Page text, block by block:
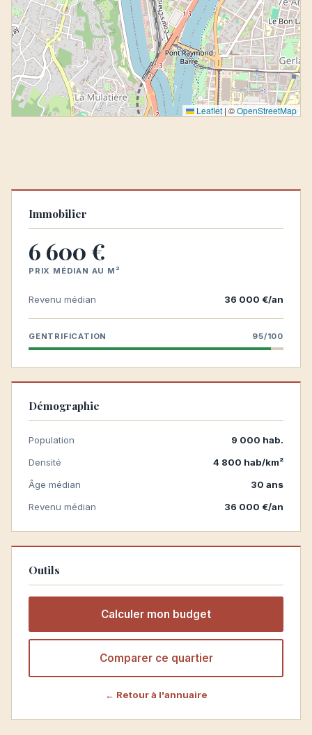
Leaflet | ©OpenStreetMap
Immobilier
6 600 €
PRIX MÉDIAN AU M²
Revenu médian 36 000 €/an
GENTRIFICATION 95/100
Démographie
Population
9 000 hab.
Densité
4 800 hab/km²
Âge médian
30 ans
Revenu médian
36 000 €/an
Outils
Calculer mon budget
Comparer ce quartier
← Retour à l'annuaire